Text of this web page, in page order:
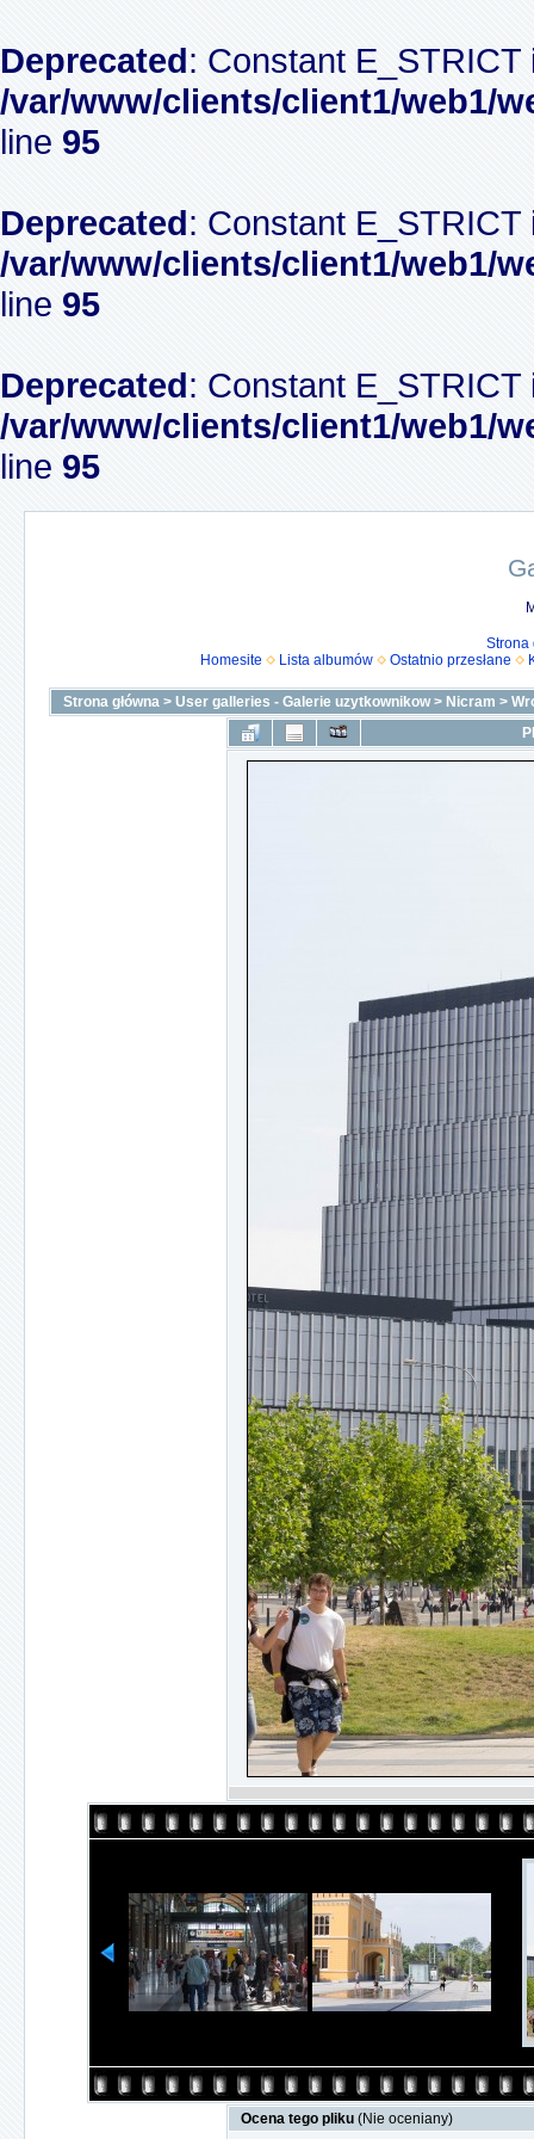
Deprecated: Constant
/var/www/clients/client1/web1/
line 95
Deprecated: Constant
/var/www/clients/client1/web1/
line 95
Deprecated: Constant
/var/www/clients/client1/web1/
line 95
Strona
Homesite
Lista albumów Ostatnio przesłane
Strona główna > User galleries - Galerie uzytkownikow> Nicram >
Ocena tego pliku (Nie oceniany)